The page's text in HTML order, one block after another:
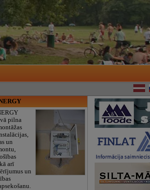
pilna
un
arī
un